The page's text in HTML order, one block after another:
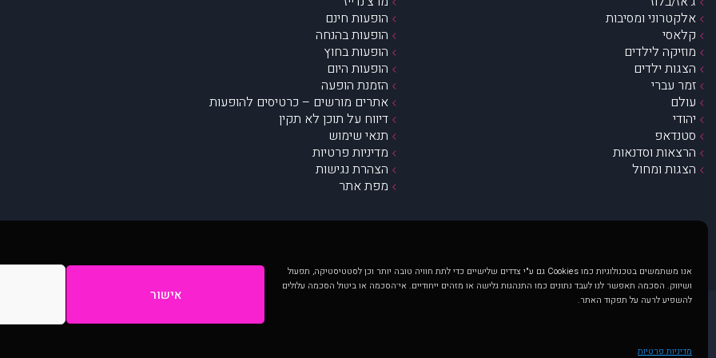
אנו משתמשים בטכנולוגיות כמו Cookies גם ע"י צדדים שלישיים כדי לתת חוויה טובה יותר וכן לסטטיסטיקה, תפעול
ושיווק. הסכמה תאפשר לנו לעבד נתונים כמו התנהגות גלישה או מזהים ייחודיים. אי־הסכמה או ביטול הסכמה עלולים
להשפיע לרעה על תפקוד האתר.
אישור
מדיניות פרטיות
אלקטרוני ומסיבות
קלאסי
מוזיקה לילדים
הצגות ילדים
זמר עברי
עולם
יהודי
סטנדאפ
הרצאות וסדנאות
הצגות ומחול
הופעות חינם
הופעות בהנחה
הופעות בחוץ
הופעות היום
הזמנת הופעה
אתרים מורשים – כרטיסים להופעות
דיווח על תוכן לא תקין
תנאי שימוש
מדיניות פרטיות
הצהרת נגישות
מפת אתר